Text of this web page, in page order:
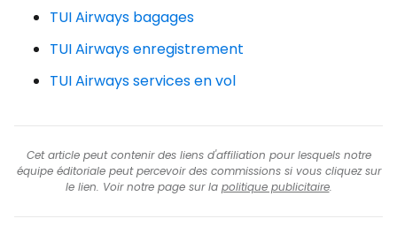
TUI Airways bagages
TUI Airways enregistrement
TUI Airways services en vol
Cet article peut contenir des liens d'affiliation pour lesquels notre
équipe éditoriale peut percevoir des commissions si vous cliquez sur
le lien. Voir notre page sur la politique publicitaire.